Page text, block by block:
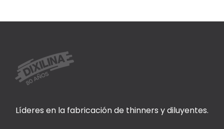
Líderes en la fabricación de thinners y diluyentes.